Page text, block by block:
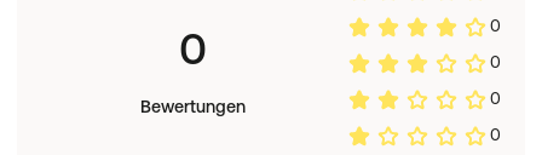
0
Bewertungen
0
0
0
0